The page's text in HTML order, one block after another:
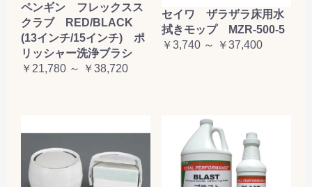
ペンギン フレックスス
クラブ RED/BLACK
(13インチ/15インチ) ポ
リッシャー洗浄ブラシ
￥21,780 ～ ￥38,720
セイワ ザラザラ床用水
拭きモップ MZR-500-5
￥3,740 ～ ￥37,400